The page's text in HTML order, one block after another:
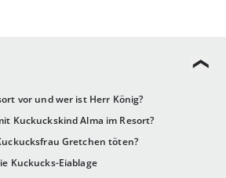
vor und wer ist Herr König?
Kuckuckskind Alma im Resort?
Gretchen töten?
Kuckucks-Eiablage